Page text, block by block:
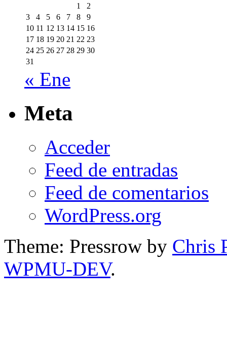
1
2
3
4 5 6 7 8
9
10 11 12 13 14 15 16
17 18 19 20 21 22 23
24 25 26 27 28 29 30
31
« Ene
Meta
Acceder
Feed de entradas
Feed de comentarios
WordPress.org
Theme: Pressrow by Chris
WPMU-DEV.